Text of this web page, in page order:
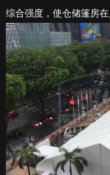
综合强度，使仓储篷房